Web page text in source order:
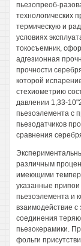
пьезопреоб-
технологических
термическую и
условиях
токосъемник,
адгезионная
прочности
которой
стехиометрию
давлении 1,33-
пьезоэлемента с
пьезодатчиков
сравнения
различным
имеющими
указанные
пьезоэлемента и
взаимодействие
соединения
пьезокерамики.
фольги